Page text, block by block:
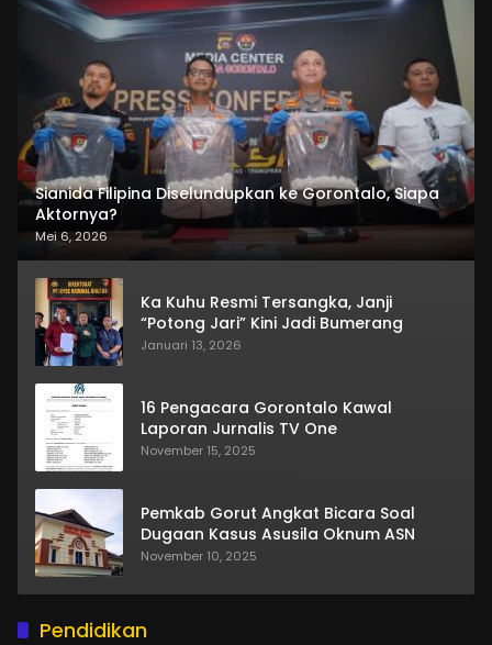
Sianida Filipina Diselundupkan ke Gorontalo, Siapa
Aktornya?
Mei 6, 2026
Ka Kuhu Resmi Tersangka, Janji
“Potong Jari” Kini Jadi Bumerang
Januari 13, 2026
16 Pengacara Gorontalo Kawal
Laporan Jurnalis TV One
November 15, 2025
Pemkab Gorut Angkat Bicara Soal
Dugaan Kasus Asusila Oknum ASN
November 10, 2025
Pendidikan